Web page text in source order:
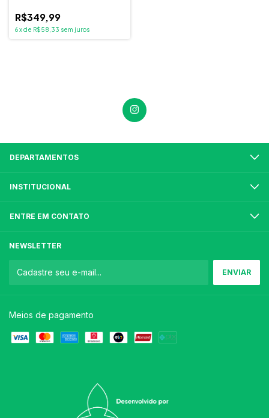
R$349,99
6xde R$58,33 sem juros
DEPARTAMENTOS
INSTITUCIONAL
ENTRE EM CONTATO
NEWSLETTER
Meios de pagamento